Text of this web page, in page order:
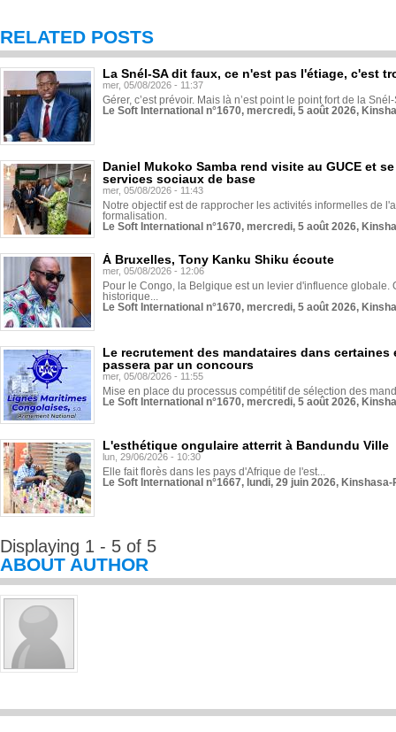
RELATED POSTS
La Snél-SA dit faux, ce n'est pas l'étiage, c'est
mer, 05/08/2026 - 11:37
Gérer, c’est prévoir. Mais là n’est point le point fort de la
Le Soft International n°1670, mercredi, 5 août 2026,
Daniel Mukoko Samba rend visite au GUCE et
services sociaux de base
mer, 05/08/2026 - 11:43
Notre objectif est de rapprocher les activités informelles de
formalisation.
Le Soft International n°1670, mercredi, 5 août 2026,
À Bruxelles, Tony Kanku Shiku écoute
mer, 05/08/2026 - 12:06
Pour le Congo, la Belgique est un levier d'influence globale.
historique...
Le Soft International n°1670, mercredi, 5 août 2026,
Le recrutement des mandataires dans
passera par un concours
mer, 05/08/2026 - 11:55
Mise en place du processus compétitif de sélection des
Le Soft International n°1670, mercredi, 5 août 2026,
L'esthétique ongulaire atterrit à Bandundu Ville
lun, 29/06/2026 - 10:30
Elle fait florès dans les pays d'Afrique de l'est...
Le Soft International n°1667, lundi, 29 juin 2026,
Displaying 1 - 5 of 5
ABOUT AUTHOR